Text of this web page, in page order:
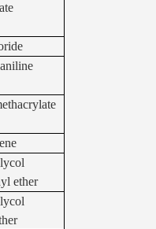
ether